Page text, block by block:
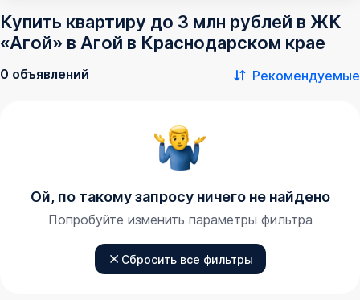
Купить квартиру до 3 млн рублей в ЖК
«Агой» в Агой в Краснодарском крае
0 объявлений Рекомендуемые
Ой, по такому запросу ничего не найдено
Попробуйте изменить параметры фильтра
Сбросить все фильтры